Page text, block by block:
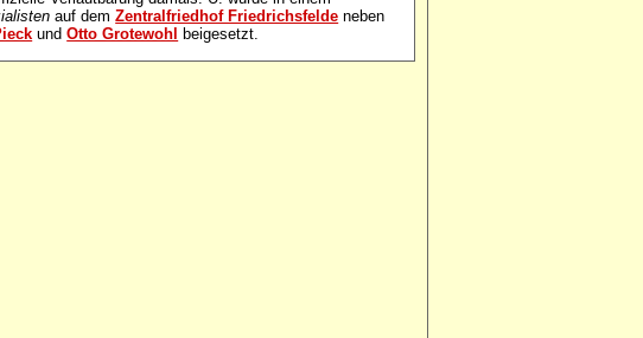
auf demZentralfriedhof Friedrichsfelde neben
undOtto Grotewohl beigesetzt.